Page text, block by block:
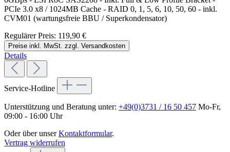
PCIe 3.0 x8 / 1024MB Cache - RAID 0, 1, 5, 6, 10, 50, 60 - inkl.
CVM01 (wartungsfreie BBU / Superkondensator)
Regulärer Preis: 119,90 €
Preise inkl. MwSt. zzgl. Versandkosten
Details
Service-Hotline
Unterstützung und Beratung unter: +49(0)3731 / 16 50 457 Mo-Fr,
09:00 - 16:00 Uhr
Oder über unserKontaktformular.
Vertrag widerrufen